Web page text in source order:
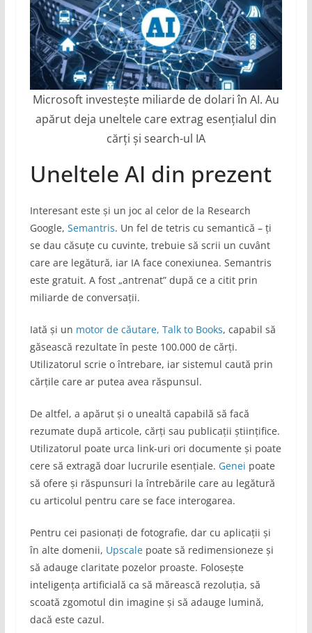
Microsoft investește miliarde de dolari în AI. Au
apărut deja uneltele care extrag esențialul din
cărți și search-ul IA
Uneltele AI din prezent
Interesant este și un joc al celor de la Research
Google, Semantris. Un fel de tetris cu semantică – ți
se dau căsuțe cu cuvinte, trebuie să scrii un cuvânt
care are legătură, iar IA face conexiunea. Semantris
este gratuit. A fost „antrenat” după ce a citit prin
miliarde de conversații.
Iată și un motor de căutare, Talk to Books, capabil să
găsească rezultate în peste 100.000 de cărți.
Utilizatorul scrie o întrebare, iar sistemul caută prin
cărțile care ar putea avea răspunsul.
De altfel, a apărut și o unealtă capabilă să facă
rezumate după articole, cărți sau publicații științifice.
Utilizatorul poate urca link-uri ori documente și poate
cere să extragă doar lucrurile esențiale. Genei poate
să ofere și răspunsuri la întrebările care au legătură
cu articolul pentru care se face interogarea.
Pentru cei pasionați de fotografie, dar cu aplicații și
în alte domenii, Upscalepoate să redimensioneze și
să adauge claritate pozelor proaste. Folosește
inteligența artificială ca să mărească rezoluția, să
scoată zgomotul din imagine și să adauge lumină,
dacă este cazul.